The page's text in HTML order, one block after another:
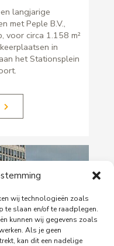
wij technologieën zoals
te slaan en/of te raadplegen.
kunnen wij gegevens zoals
Als je geen
kan dit een nadelige
langjarige
met Peple B.V.,
voor circa 1.158 m²
in
het Stationsplein